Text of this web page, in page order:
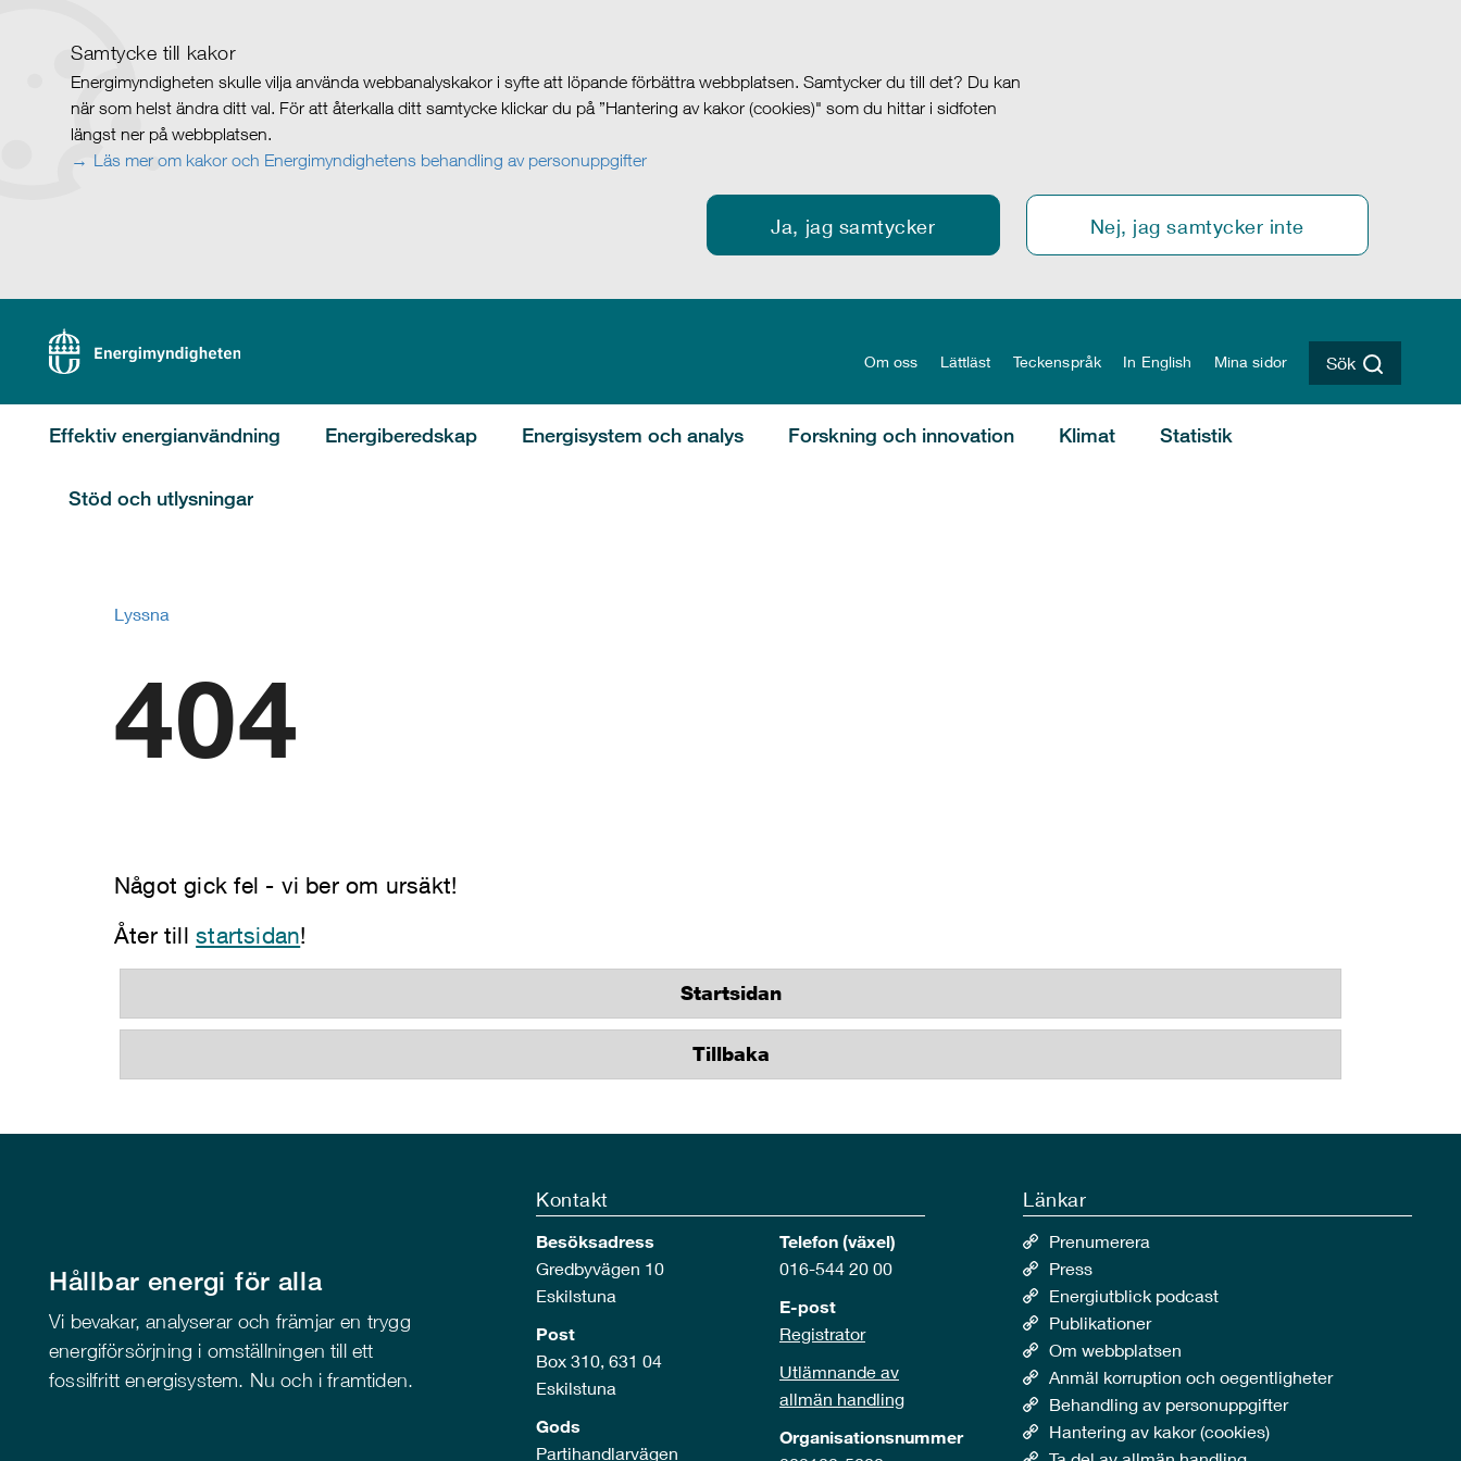
Samtycke till kakor
Energimyndigheten skulle vilja använda webbanalyskakor i syfte att löpande förbättra webbplatsen. Samtycker du till det? Du kan
när som helst ändra ditt val. För att återkalla ditt samtycke klickar du på ”Hantering av kakor (cookies)" som du hittar i sidfoten
längst ner på webbplatsen.
Läs mer om kakor och Energimyndighetens behandling av personuppgifter
Ja, jag samtycker Nej, jag samtycker inte
Om oss Lättläst Teckenspråk In English Mina sidor Sök
Effektiv energianvändning Energiberedskap Energisystem och analys Forskning och innovation Klimat Statistik
Stöd och utlysningar
Lyssna
404
Något gick fel - vi ber om ursäkt!
Åter tillstartsidan!
Startsidan
Tillbaka
Hållbar energi för alla
Vi bevakar, analyserar och främjar en trygg
energiförsörjning i omställningen till ett
fossilfritt energisystem. Nu och i framtiden.
Kontakt
Besöksadress
Gredbyvägen 10
Eskilstuna
Post
Box 310, 631 04
Eskilstuna
Gods
Partihandlarvägen
Telefon (växel)
016-544 20 00
E-post
Registrator
Utlämnande av
allmän handling
Organisationsnummer
Länkar
Prenumerera
Press
Energiutblick podcast
Publikationer
Om webbplatsen
Anmäl korruption och oegentligheter
Behandling av personuppgifter
Hantering av kakor (cookies)